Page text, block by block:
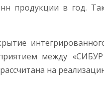
продукции в год.
между
на